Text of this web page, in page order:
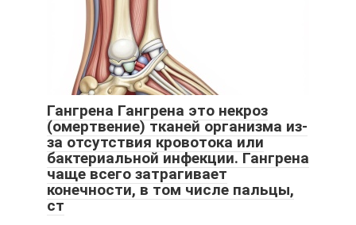
Гангрена Гангрена это некроз
(омертвение) тканей организма из-
за отсутствия кровотока или
бактериальной инфекции. Гангрена
чаще всего затрагивает
конечности, в том числе пальцы,
ст